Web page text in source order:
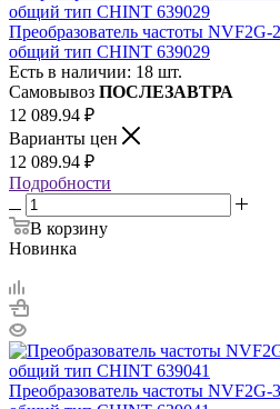
Преобразователь частоты
общий тип CHINT 639029
Есть в наличии: 18 шт.
Самовывоз ПОСЛЕЗАВТРА
12 089.94 ₽
Варианты цен
12 089.94 ₽
Подробности
В корзину
Новинка
Преобразователь частоты